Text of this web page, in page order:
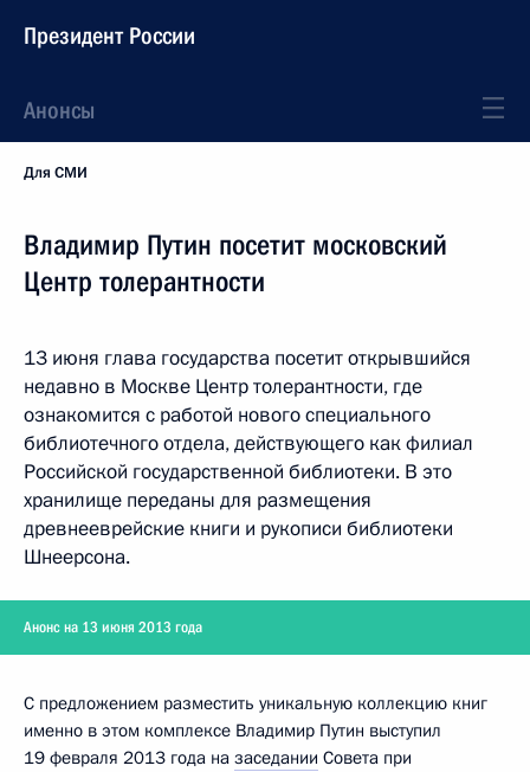
Президент России
Анонсы
Для СМИ
Владимир Путин посетит московский
Центр толерантности
13 июня глава государства посетит открывшийся
недавно в Москве Центр толерантности, где
ознакомится с работой нового специального
библиотечного отдела, действующего как филиал
Российской государственной библиотеки. В это
хранилище переданы для размещения
древнееврейские книги и рукописи библиотеки
Шнеерсона.
Анонс на 13 июня 2013 года
С предложением разместить уникальную коллекцию книг
именно в этом комплексе Владимир Путин выступил
19 февраля 2013 года на заседании Совета при